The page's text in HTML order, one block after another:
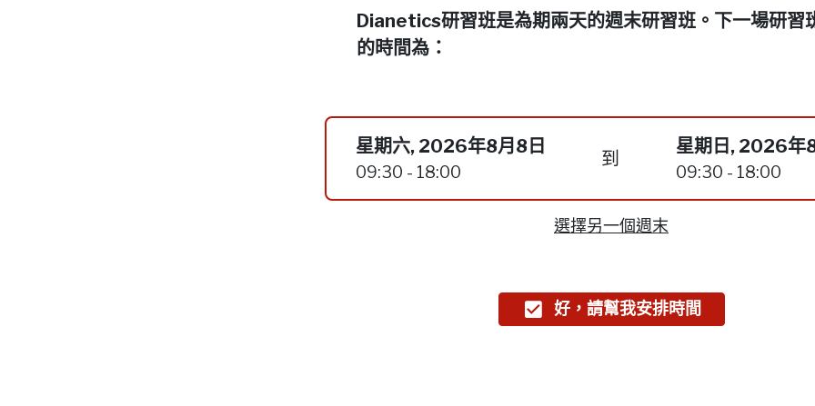
Dianetics研習班是為期兩天的週末研習班。下一場研習
的時間為：
星期六, 2026年8月8日
09:30 - 18:00
到
星期日, 2026年
09:30 - 18:00
選擇另一個週末
好，請幫我安排時間